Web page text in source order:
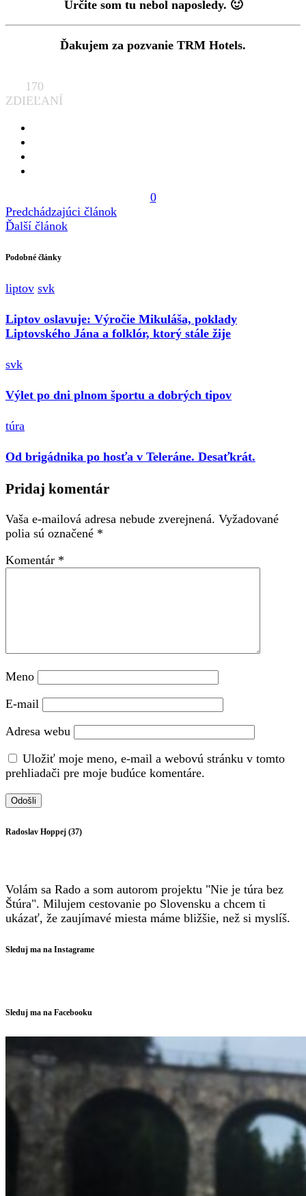
Určite som tu nebol naposledy. 🙂
Ďakujem za pozvanie TRM Hotels.
170
ZDIEĽANÍ
0
Predchádzajúci článok
Ďalší článok
Podobné články
liptov svk
Liptov oslavuje: Výročie Mikuláša, poklady
Liptovského Jána a folklór, ktorý stále žije
svk
Výlet po dni plnom športu a dobrých tipov
túra
Od brigádnika po hosťa v Teleráne. Desaťkrát.
Pridaj komentár
Vaša e-mailová adresa nebude zverejnená. Vyžadované
polia sú označené *
Komentár *
Meno
E-mail
Adresa webu
Uložiť moje meno, e-mail a webovú stránku v tomto
prehliadači pre moje budúce komentáre.
Radoslav Hoppej (37)
Volám sa Rado a som autorom projektu "Nie je túra bez
Štúra". Milujem cestovanie po Slovensku a chcem ti
ukázať, že zaujímavé miesta máme bližšie, než si myslíš.
Sleduj ma na Instagrame
Sleduj ma na Facebooku